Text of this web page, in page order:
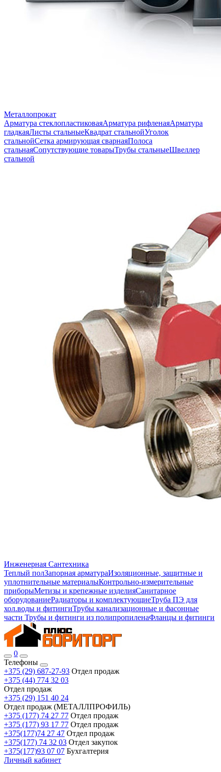
Металлопрокат
Арматура стеклопластиковаяАрматура рифленаяАрматура
гладкаяЛисты стальныеКвадрат стальнойУголок
стальнойСетка армирующая сварнаяПолоса
стальнаяСопутствующие товарыТрубы стальныеШвеллер
стальной
Инженерная Сантехника
Теплый полЗапорная арматураИзоляционные, защитные и
уплотнительные материалыКонтрольно-измерительные
приборыМетизы и крепежные изделияСанитарное
оборудованиеРадиаторы и комплектующиеТруба ПЭ для
хол.воды и фитингиТрубы канализационные и фасонные
части Трубы и фитинги из полипропиленаФланцы и фитинги
0
Телефоны
+375 (29) 687-27-93 Отдел продаж
+375 (44) 774 32 03
Отдел продаж
+375 (29) 151 40 24
Отдел продаж (МЕТАЛЛПРОФИЛЬ)
+375 (177) 74 27 77 Отдел продаж
+375 (177) 93 17 77 Отдел продаж
+375(177)74 27 47 Отдел продаж
+375(177) 74 32 03 Отдел закупок
+375(177)93 07 07 Бухгалтерия
Личный кабинет